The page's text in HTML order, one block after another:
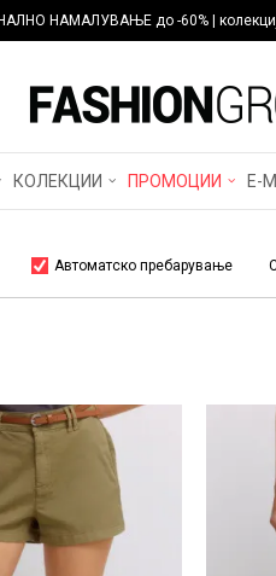
НАМАЛУВАЊЕ до -60% |
КОЛЕКЦИИ ПРОМОЦИИ Е-
Автоматско пребарување